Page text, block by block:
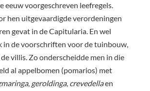
eeuw voorgeschreven leefregels.
hen uitgevaardigde verordeningen
gevat in de Capitularia. En wel
in de voorschriften voor de tuinbouw,
villis. Zo onderscheidde men in die
al appelbomen (pomarios) met
, geroldinga, crevedellaen